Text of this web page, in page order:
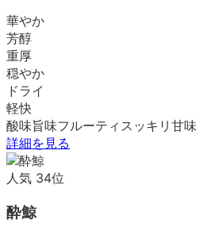
華やか
芳醇
重厚
穏やか
ドライ
軽快
酸味旨味フルーティ スッキリ 甘味
詳細を見る
人気 34位
酔鯨